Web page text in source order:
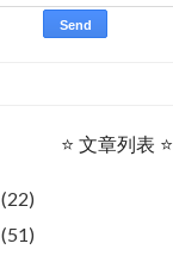
⭐ 文章列表 ⭐
(22)
(51)